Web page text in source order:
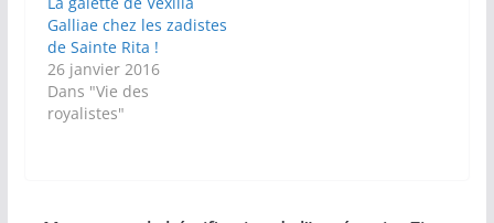
Galliae chez les zadistes
de Sainte Rita !
26 janvier 2016
Dans "Vie des
royalistes"